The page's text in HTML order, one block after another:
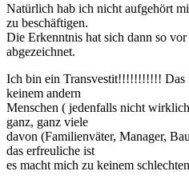
Natürlich hab ich nicht aufgehört
zu beschäftigen.
Die Erkenntnis hat sich dann so
abgezeichnet.
Ich bin ein Transvestit!!!!!!!!!!! Das
keinem andern
Menschen ( jedenfalls nicht
ganz, ganz viele
davon (Familienväter, Manager,
das erfreuliche ist
es macht mich zu keinem